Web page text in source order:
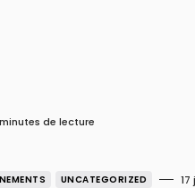
de lecture
UNCATEGORIZED